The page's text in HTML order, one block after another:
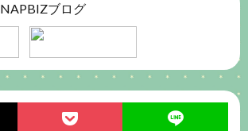
NAPBIZブログ